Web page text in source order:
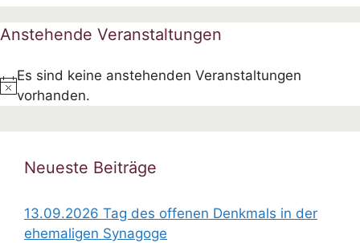
Anstehende Veranstaltungen
H
n
Es sind keine anstehenden Veranstaltungen
vorhanden.
Neueste Beiträge
13.09.2026 Tag des offenen Denkmals in der
ehemaligen Synagoge